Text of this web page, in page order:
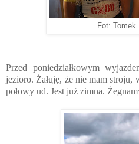
Fot: Tomek
Przed poniedziałkowym
jezioro. Żałuję, że nie mam
połowy ud. Jest już zimna.